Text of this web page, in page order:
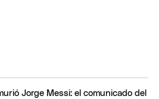
Jorge Messi: el comunicado del